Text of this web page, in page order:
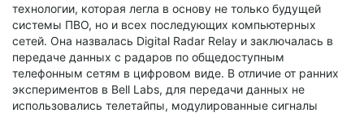
технологии, которая легла в основу не только будущей
системы ПВО, но и всех последующих компьютерных
сетей. Она назвалась Digital Radar Relay и заключалась в
передаче данных с радаров по общедоступным
телефонным сетям в цифровом виде. В отличие от ранних
экспериментов в Bell Labs, для передачи данных не
использовались телетайпы, модулированные сигналы